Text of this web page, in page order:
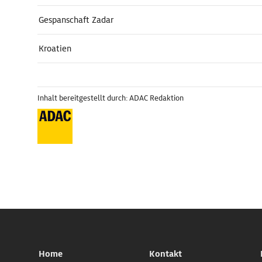
Gespanschaft Zadar
Kroatien
Inhalt bereitgestellt durch: ADAC Redaktion
Home Kontakt